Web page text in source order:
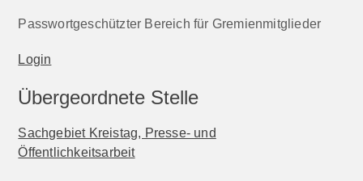
Passwortgeschützter Bereich für Gremienmitglieder
Login
Übergeordnete Stelle
Sachgebiet Kreistag, Presse- und
Öffentlichkeitsarbeit